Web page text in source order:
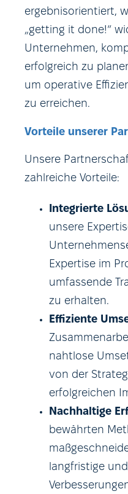
ergebnisorientiert,
„getting it done!“
Unternehmen,
erfolgreich zu
um operative
zu erreichen.
Vorteile unserer
Unsere
zahlreiche Vorteile:
Integrierte
unsere
Expertise im
umfassende
zu erhalten.
Effiziente
nahtlose
von der
erfolgreichen
Nachhaltige
bewährten
langfristige